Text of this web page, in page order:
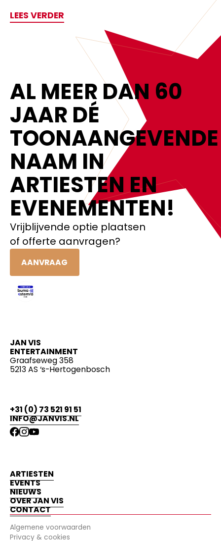
LEES VERDER
AL MEER DAN 60
JAAR DÉ
TOONAANGEVENDE
NAAM IN
ARTIESTEN EN
EVENEMENTEN!‍
Vrijblijvende optie plaatsen
of offerte aanvragen?
AANVRAAG
JAN VIS
ENTERTAINMENT
Graafseweg 358
5213 AS ‘s-Hertogenbosch
+31 (0) 73 521 91 51
INFO@JANVIS.NL
ARTIESTEN
EVENTS
NIEUWS
OVER JAN VIS
CONTACT
Algemene voorwaarden
Privacy & cookies